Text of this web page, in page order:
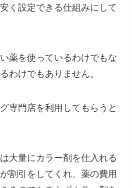
く設定できる仕組みにして
薬を使っているわけでもな
わけでもありません。
専門店を利用してもらうと
大量にカラー剤を仕入れる
割引をしてくれ、薬の費用